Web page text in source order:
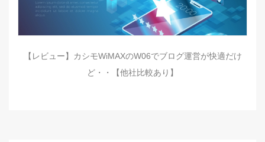
【レビュー】カシモWiMAXのW06でブログ運営が快適だけ
ど・・【他社比較あり】